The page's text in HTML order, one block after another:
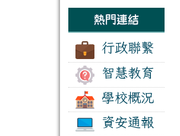
區
熱門連結
行政聯繫
智慧教育
學校概況
資安通報